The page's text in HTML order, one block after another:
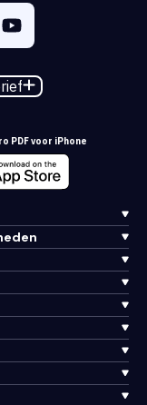
PDF voor iPhone